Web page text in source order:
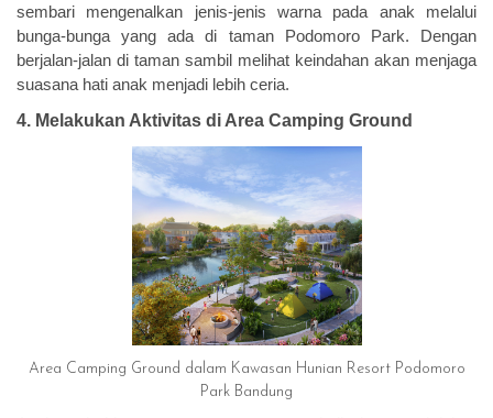
sembari mengenalkan jenis-jenis warna pada anak melalui
bunga-bunga yang ada di taman Podomoro Park. Dengan
berjalan-jalan di taman sambil melihat keindahan akan menjaga
suasana hati anak menjadi lebih ceria.
4. Melakukan Aktivitas di Area Camping Ground
Area Camping Ground dalam Kawasan Hunian Resort Podomoro
Park Bandung